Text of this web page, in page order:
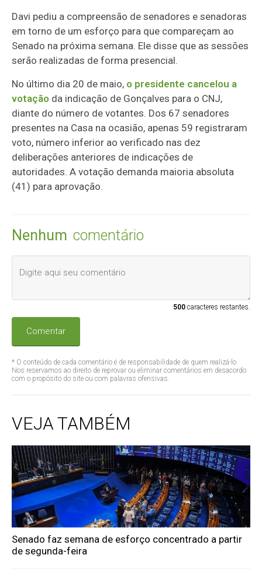
Davi pediu a compreensão de senadores e senadoras
em torno de um esforço para que compareçam ao
Senado na próxima semana. Ele disse que as sessões
serão realizadas de forma presencial.
No último dia 20 de maio, o presidente cancelou a
votação da indicação de Gonçalves para o CNJ,
diante do número de votantes. Dos 67 senadores
presentes na Casa na ocasião, apenas 59 registraram
voto, número inferior ao verificado nas dez
deliberações anteriores de indicações de
autoridades. A votação demanda maioria absoluta
(41) para aprovação.
Nenhum comentário
500caracteres restantes.
Comentar
* O conteúdo de cada comentário é de responsabilidade de quem realizá-lo.
Nos reservamos ao direito de reprovar ou eliminar comentários em desacordo
com o propósito do site ou com palavras ofensivas.
VEJA TAMBÉM
Senado faz semana de esforço concentrado a partir
de segunda-feira